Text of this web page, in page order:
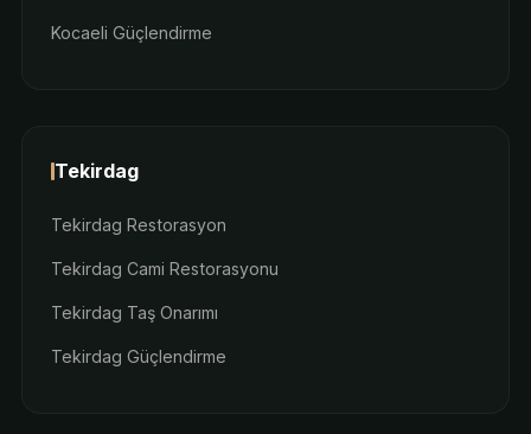
Kocaeli Güçlendirme
Tekirdag
Tekirdag Restorasyon
Tekirdag Cami Restorasyonu
Tekirdag Taş Onarımı
Tekirdag Güçlendirme